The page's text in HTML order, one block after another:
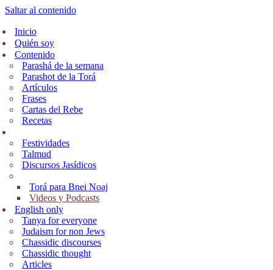
Saltar al contenido
Inicio
Quién soy
Contenido
Parashá de la semana
Parashot de la Torá
Artículos
Frases
Cartas del Rebe
Recetas
Festividades
Talmud
Discursos Jasídicos
Torá para Bnei Noaj
Videos y Podcasts
English only
Tanya for everyone
Judaism for non Jews
Chassidic discourses
Chassidic thought
Articles